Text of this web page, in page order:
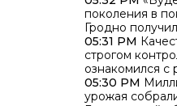
поколения в
Гродно
05:31 PM
строгом
ознакомился с
Гродно
05:30 PM
урожая